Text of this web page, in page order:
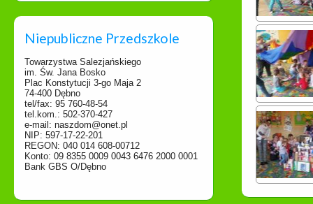
Niepubliczne Przedszkole
Towarzystwa Salezjańskiego
im. Św. Jana Bosko
Plac Konstytucji 3-go Maja 2
74-400 Dębno
tel/fax: 95 760-48-54
tel.kom.: 502-370-427
e-mail: naszdom@onet.pl
NIP: 597-17-22-201
REGON: 040 014 608-00712
Konto: 09 8355 0009 0043 6476 2000 0001
Bank GBS O/Dębno